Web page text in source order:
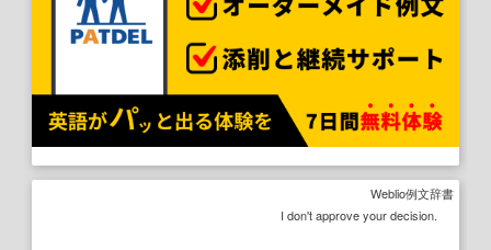
Weblio例文辞書
I don't approve your decision.